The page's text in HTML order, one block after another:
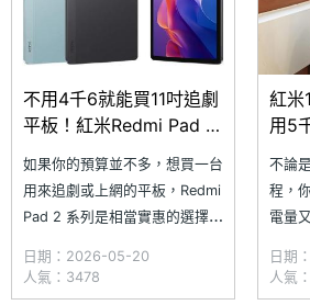
不用4千6就能買11吋追劇
平板！紅米Redmi Pad 2
通路5月最低價格一次看
如果你的預算並不多，想買一台
用來追劇或上網的平板，Redmi
Pad 2 系列是相當實惠的選擇。
機身兩側配有四組 Dolby
Atmos 杜比全景聲音效揚聲
日期：2026-05-20
人氣：3478
紅米
用5
路
不論
程，
電量
螢幕
兩側
日期
人氣